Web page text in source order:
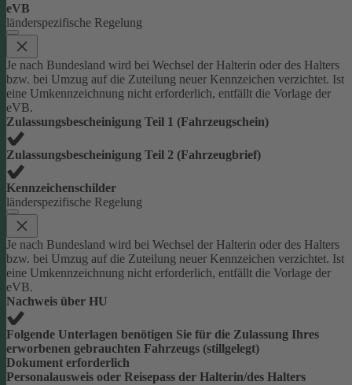
eVB
länderspezifische Regelung
Je nach Bundesland wird bei Wechsel der Halterin oder des Halters
bzw. bei Umzug auf die Zuteilung neuer Kennzeichen verzichtet. Ist
eine Umkennzeichnung nicht erforderlich, entfällt die Vorlage der
eVB.
Zulassungsbescheinigung Teil 1 (Fahrzeugschein)
Zulassungsbescheinigung Teil 2 (Fahrzeugbrief)
Kennzeichenschilder
länderspezifische Regelung
Je nach Bundesland wird bei Wechsel der Halterin oder des Halters
bzw. bei Umzug auf die Zuteilung neuer Kennzeichen verzichtet. Ist
eine Umkennzeichnung nicht erforderlich, entfällt die Vorlage der
eVB.
Nachweis über HU
Folgende Unterlagen benötigen Sie für die Zulassung Ihres
erworbenen gebrauchten Fahrzeugs (stillgelegt)
Dokument erforderlich
Personalausweis oder Reisepass der Halterin/des Halters